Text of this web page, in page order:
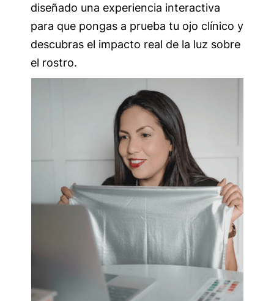
diseñado una experiencia interactiva
para que pongas a prueba tu ojo clínico y
descubras el impacto real de la luz sobre
el rostro.